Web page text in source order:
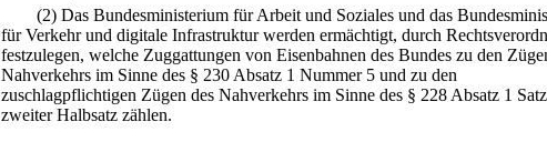
(2) Das Bundesministerium für Arbeit und Soziales und das
für Verkehr und digitale Infrastruktur werden ermächtigt, durch
festzulegen, welche Zuggattungen von Eisenbahnen des Bundes zu den
Nahverkehrs im Sinne des § 230 Absatz 1 Nummer 5 und zu den
zuschlagpflichtigen Zügen des Nahverkehrs im Sinne des § 228 Absatz 1 Satz
zweiter Halbsatz zählen.